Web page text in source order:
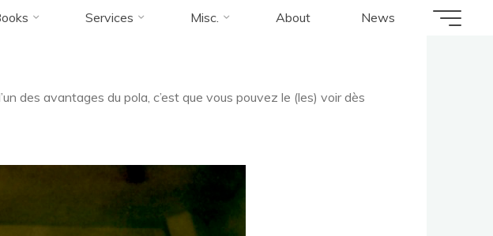
Services Misc. About News
Eric Keller
des avantages du pola, c’est que vous pouvez le (les) voir dès